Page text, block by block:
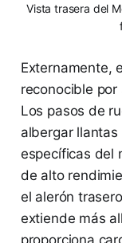
Vista trasera del
Externamente,
reconocible
Los pasos de
albergar
específicas del
de alto
el alerón
extiende más
proporciona